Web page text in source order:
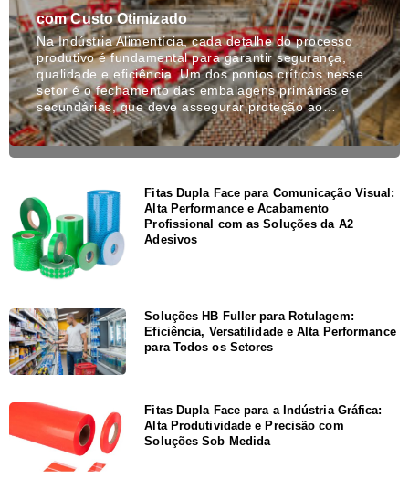
com Custo Otimizado
Na Indústria Alimentícia, cada detalhe do processo
produtivo é fundamental para garantir segurança,
qualidade e eficiência. Um dos pontos críticos nesse
setor é o fechamento das embalagens primárias e
secundárias, que deve assegurar proteção ao…
Fitas Dupla Face para Comunicação Visual:
Alta Performance e Acabamento
Profissional com as Soluções da A2
Adesivos
Soluções HB Fuller para Rotulagem:
Eficiência, Versatilidade e Alta Performance
para Todos os Setores
Fitas Dupla Face para a Indústria Gráfica:
Alta Produtividade e Precisão com
Soluções Sob Medida